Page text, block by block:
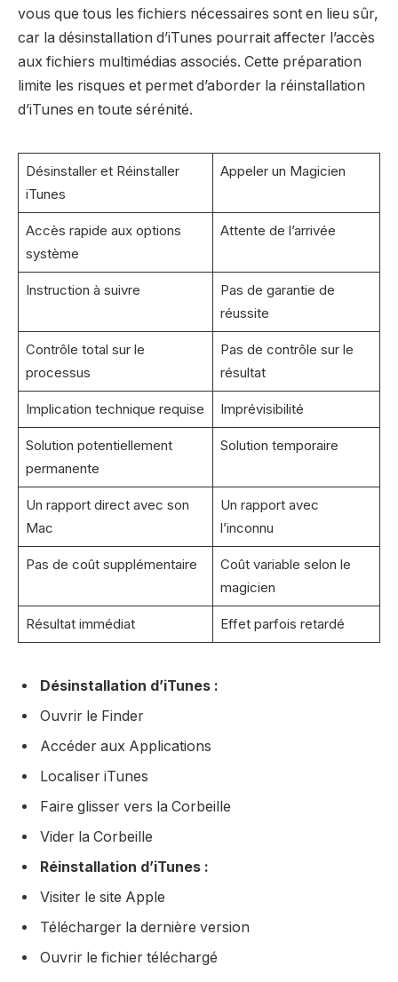
vous que tous les fichiers nécessaires sont en lieu sûr,
car la désinstallation d’iTunes pourrait affecter l’accès
aux fichiers multimédias associés. Cette préparation
limite les risques et permet d’aborder la réinstallation
d’iTunes en toute sérénité.
Désinstaller et Réinstaller
iTunes
Appeler un Magicien
Accès rapide aux options
système
Attente de l’arrivée
Instruction à suivre
Pas de garantie de
réussite
Contrôle total sur le
processus
Pas de contrôle sur le
résultat
Implication technique requise Imprévisibilité
Solution potentiellement
permanente
Solution temporaire
Un rapport direct avec son
Mac
Un rapport avec
l’inconnu
Pas de coût supplémentaire
Coût variable selon le
magicien
Résultat immédiat Effet parfois retardé
Désinstallation d’iTunes :
Ouvrir le Finder
Accéder aux Applications
Localiser iTunes
Faire glisser vers la Corbeille
Vider la Corbeille
Réinstallation d’iTunes :
Visiter le site Apple
Télécharger la dernière version
Ouvrir le fichier téléchargé